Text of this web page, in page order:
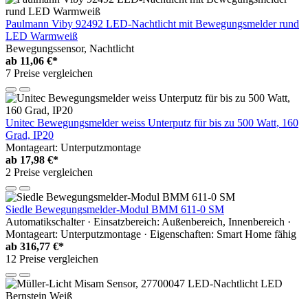
Paulmann Viby 92492 LED-Nachtlicht mit Bewegungsmelder rund
LED Warmweiß
Bewegungssensor, Nachtlicht
ab 11,06 €*
7 Preise vergleichen
Unitec Bewegungsmelder weiss Unterputz für bis zu 500 Watt, 160
Grad, IP20
Montageart: Unterputzmontage
ab 17,98 €*
2 Preise vergleichen
Siedle Bewegungsmelder-Modul BMM 611-0 SM
Automatikschalter · Einsatzbereich: Außenbereich, Innenbereich ·
Montageart: Unterputzmontage · Eigenschaften: Smart Home fähig
ab 316,77 €*
12 Preise vergleichen